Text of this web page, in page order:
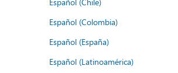
Español (Colombia)
Español (España)
Español (Latinoamérica)